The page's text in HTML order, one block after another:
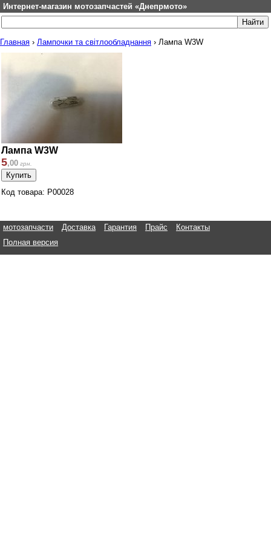
Интернет-магазин мотозапчастей «Днепрмото»
Главная › Лампочки та світлообладнання › Лампа W3W
Лампа W3W
5,00 грн.
Код товара: P00028
мотозапчасти Доставка Гарантия Прайс
Контакты
Полная версия